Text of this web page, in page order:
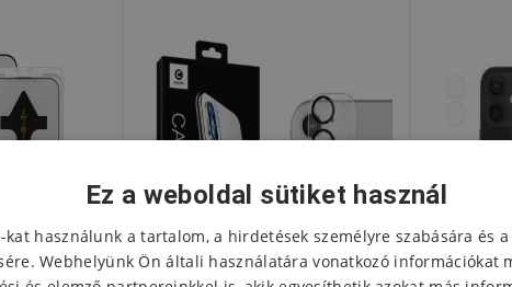
Ez a weboldal sütiket használ
kat használunk a tartalom, a hirdetések személyre szabására és
Webhelyünk Ön általi használatára vonatkozó információkat